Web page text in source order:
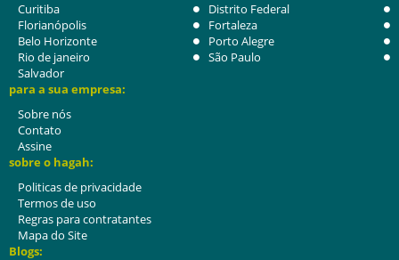
Curitiba
Distrito Federal
Florianópolis
Fortaleza
Belo Horizonte
Porto Alegre
Rio de janeiro
São Paulo
Salvador
para a sua empresa:
Sobre nós
Contato
Assine
sobre o hagah:
Politicas de privacidade
Termos de uso
Regras para contratantes
Mapa do Site
Blogs: